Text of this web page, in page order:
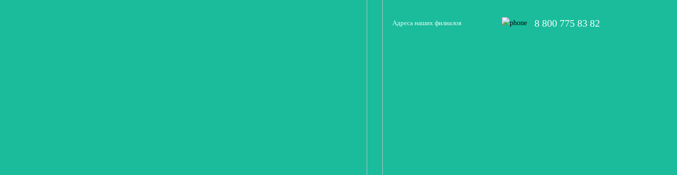
Адреса наших филиалов 8 800 775 83 82